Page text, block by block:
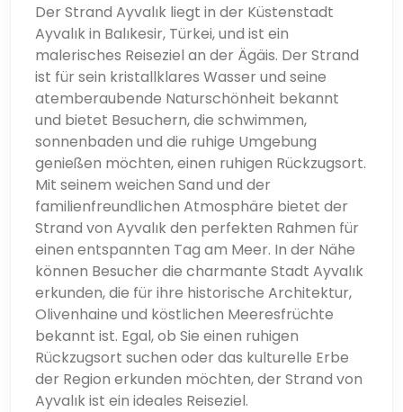
Der Strand Ayvalık liegt in der Küstenstadt
Ayvalık in Balıkesir, Türkei, und ist ein
malerisches Reiseziel an der Ägäis. Der Strand
ist für sein kristallklares Wasser und seine
atemberaubende Naturschönheit bekannt
und bietet Besuchern, die schwimmen,
sonnenbaden und die ruhige Umgebung
genießen möchten, einen ruhigen Rückzugsort.
Mit seinem weichen Sand und der
familienfreundlichen Atmosphäre bietet der
Strand von Ayvalık den perfekten Rahmen für
einen entspannten Tag am Meer. In der Nähe
können Besucher die charmante Stadt Ayvalık
erkunden, die für ihre historische Architektur,
Olivenhaine und köstlichen Meeresfrüchte
bekannt ist. Egal, ob Sie einen ruhigen
Rückzugsort suchen oder das kulturelle Erbe
der Region erkunden möchten, der Strand von
Ayvalık ist ein ideales Reiseziel.